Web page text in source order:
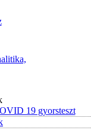
19 gyorsteszt